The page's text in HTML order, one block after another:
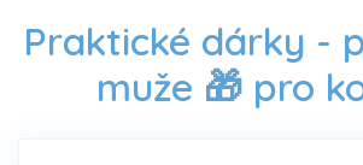
Praktické dárky -
muže 🎁 pro